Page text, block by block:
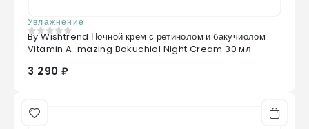
Увлажнение
0из 5
By Wishtrend Ночной крем с ретинолом и бакучиолом
Vitamin A-mazing Bakuchiol Night Cream 30 мл
3 290 ₽